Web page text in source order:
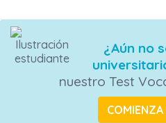
¿Aún no
nuestro Test